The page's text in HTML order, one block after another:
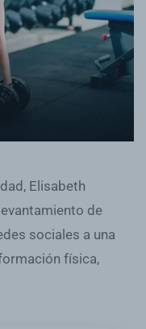
Elisabeth
de
sociales a una
física,